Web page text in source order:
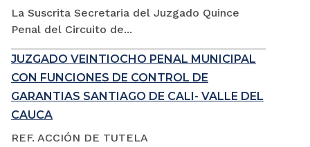
La Suscrita Secretaria del Juzgado Quince
Penal del Circuito de...
JUZGADO VEINTIOCHO PENAL MUNICIPAL
CON FUNCIONES DE CONTROL DE
GARANTIAS SANTIAGO DE CALI- VALLE DEL
CAUCA
REF. ACCIÓN DE TUTELA